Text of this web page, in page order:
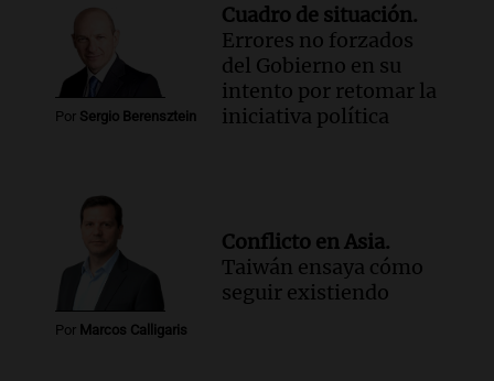
Por Sergio Berensztein
Cuadro de situación.
Errores no forzados
del Gobierno en su
intento por retomar la
iniciativa política
Por Marcos Calligaris
Conflicto en Asia.
Taiwán ensaya cómo
seguir existiendo